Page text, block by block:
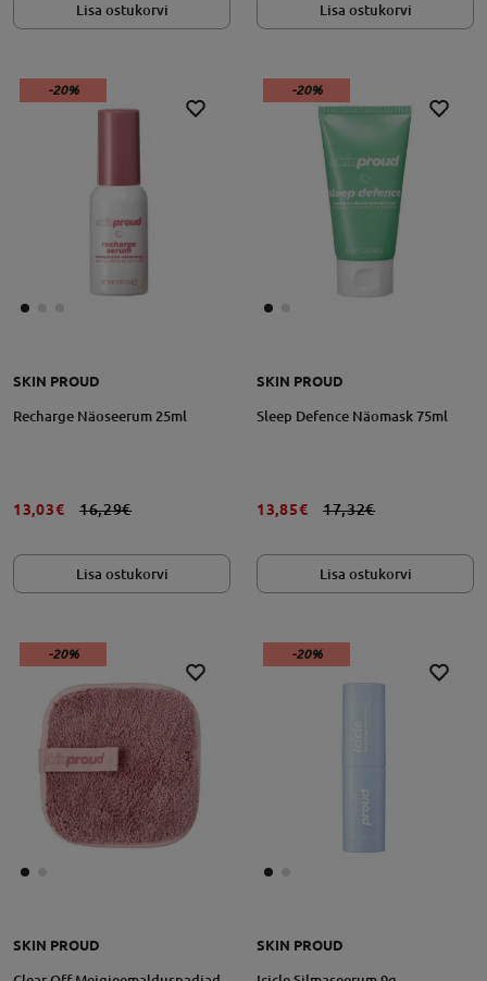
Lisa ostukorvi Lisa ostukorvi
-20%
SKIN PROUD
Recharge Näoseerum 25ml
13,03€ 16,29€
Lisa ostukorvi
-20%
SKIN PROUD
Sleep Defence Näomask 75ml
13,85€ 17,32€
Lisa ostukorvi
-20%
SKIN PROUD
-20%
SKIN PROUD